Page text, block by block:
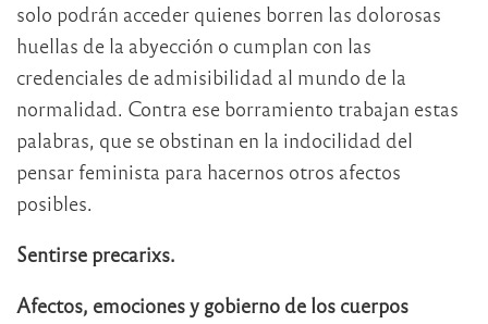
solo podrán acceder quienes borren las dolorosas
huellas de la abyección o cumplan con las
credenciales de admisibilidad al mundo de la
normalidad. Contra ese borramiento trabajan estas
palabras, que se obstinan en la indocilidad del
pensar feminista para hacernos otros afectos
posibles.
Sentirse precarixs.
Afectos, emociones y gobierno de los cuerpos